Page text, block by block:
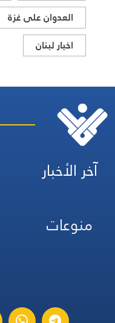
العدوان على غزة
اخبار لبنان
آخر الأخبار
منوعات